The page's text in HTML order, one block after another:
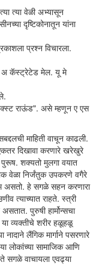
त्या वेळी अभ्यासून
दृष्टिकोनातून यांना
प्रश्न विचारला.
अ कॅस्ट्रेटेड मेल. यू मे
राऊंड". असे म्हणून ए एस
माहिती वाचून काढली.
दिखावा करणारे खरेखुरे
शक्यतो मुलगा वयात
वेळा निर्जंतुक उपकरणे वगैरे
असतो. हे सगळे सहन करणारा
त्याच्यात राहते. स्त्री
पुरुषी हार्मोन्सचा
या व्यक्तीचे शरीर हळूहळू
लैंगिक मार्गाने पसरणारे
लोकांच्या सामाजिक आणि
ते सगळे वाचायला एवढ्या